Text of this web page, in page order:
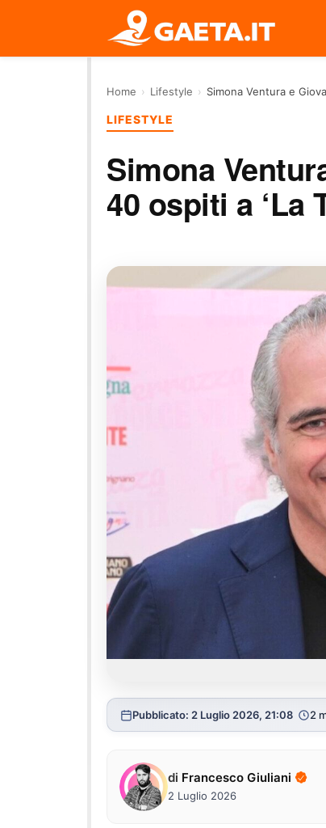
Home › Lifestyle › Simona Ventura e
LIFESTYLE
Simona
40 ospiti a ‘La
Pubblicato: 2 Luglio 2026, 21:08 2
di Francesco Giuliani
2 Luglio 2026